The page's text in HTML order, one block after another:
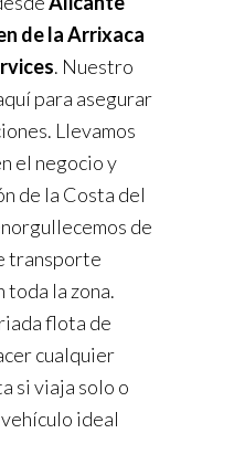
de la Arrixaca
. Nuestro
para asegurar
Llevamos
el negocio y
de la Costa del
de
transporte
toda la zona.
flota de
cualquier
si viaja solo o
ideal